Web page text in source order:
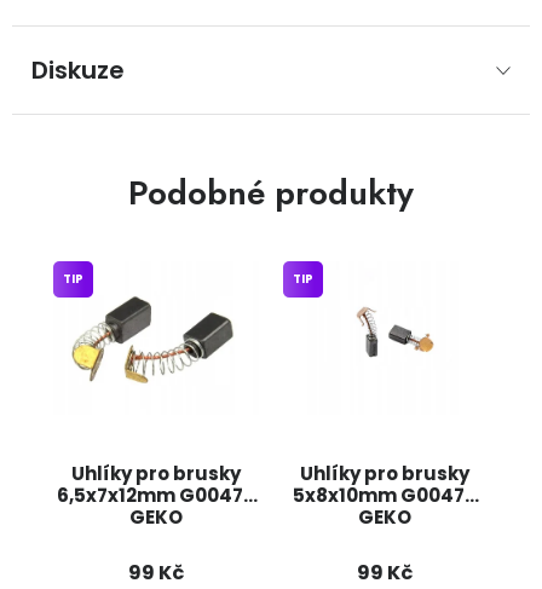
Diskuze
Podobné produkty
Uhlíky pro brusky
6,5x7x12mm G00475
GEKO
TIP
99 Kč
Uhlíky pro brusky
5x8x10mm G00474
GEKO
TIP
99 Kč